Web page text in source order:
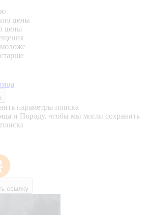
цены
цены
параметры поиска
и Породу, чтобы мы могли сохранить
ссылку